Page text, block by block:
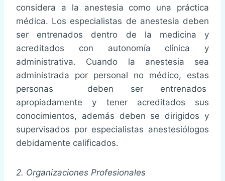
considera a la anestesia como una práctica
médica. Los especialistas de anestesia deben
ser entrenados dentro de la medicina y
acreditados con autonomía clínica y
administrativa. Cuando la anestesia sea
administrada por personal no médico, estas
personas deben ser entrenados
apropiadamente y tener acreditados sus
conocimientos, además deben se dirigidos y
supervisados por especialistas anestesiólogos
debidamente calificados.
2. Organizaciones Profesionales